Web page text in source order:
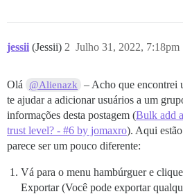
jessii (Jessii) Julho 31, 2022, 7:18pm
2
Olá @Alienazk
– Acho que encontrei
te ajudar a adicionar usuários a um
informações desta postagem (Bulk add
trust level? - #6 by jomaxro). Aqui
parece ser um pouco diferente:
Vá para o menu hambúrguer e
Exportar (Você pode exportar